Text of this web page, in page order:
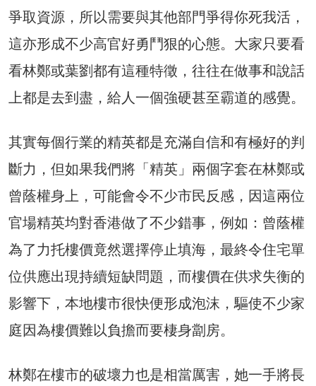
爭取資源，所以需要與其他部門爭得你死我活，
這亦形成不少高官好勇鬥狠的心態。大家只要看
看林鄭或葉劉都有這種特徵，往往在做事和說話
上都是去到盡，給人一個強硬甚至霸道的感覺。
其實每個行業的精英都是充滿自信和有極好的判
斷力，但如果我們將「精英」兩個字套在林鄭或
曾蔭權身上，可能會令不少市民反感，因這兩位
官場精英均對香港做了不少錯事，例如：曾蔭權
為了力托樓價竟然選擇停止填海，最終令住宅單
位供應出現持續短缺問題，而樓價在供求失衡的
影響下，本地樓市很快便形成泡沫，驅使不少家
庭因為樓價難以負擔而要棲身劏房。
林鄭在樓市的破壞力也是相當厲害，她一手將長